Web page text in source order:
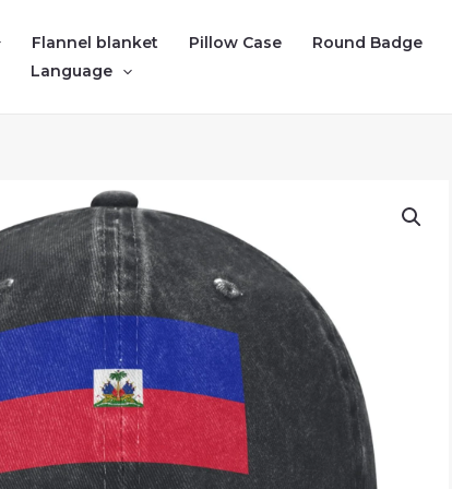
Flannel blanket Pillow Case Round Badge
Language